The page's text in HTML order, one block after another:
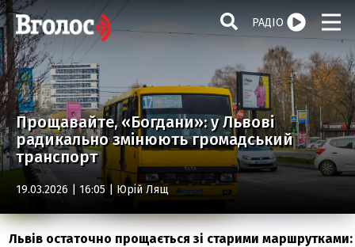
РАДІО
Прощавайте, «Богдани»: у Львові
радикально змінюють громадський
транспорт
19.03.2026 | 16:05 | Юрій Лящ
Львів остаточно прощається зі старими маршрутками: